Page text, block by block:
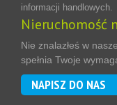
informacji handlowych.
Nieruchomość
Nie znalazłeś w
spełnia Twoje
NAPISZ DO NAS